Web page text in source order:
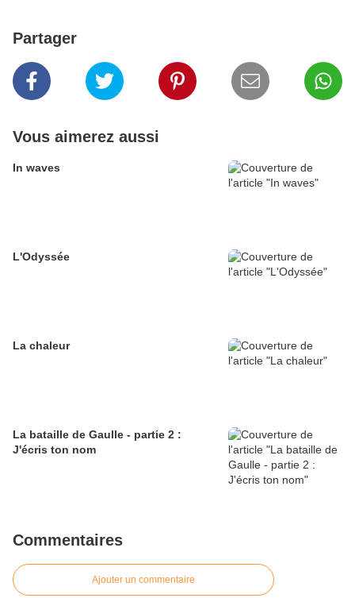
Partager
Vous aimerez aussi
In waves
L'Odyssée
La chaleur
La bataille de Gaulle - partie 2 :
J'écris ton nom
Commentaires
Ajouter un commentaire